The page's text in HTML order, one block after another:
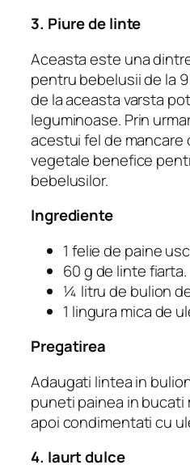
3. Piure de linte
Aceasta este una
pentru bebelusii de la
de la aceasta varsta
leguminoase. Prin
acestui fel de mancare
vegetale benefice
bebelusilor.
Ingrediente
1 felie de paine
60 g de linte fiarta.
¼ litru de bulion
1 lingura mica de
Pregatirea
Adaugati lintea in
puneti painea in bucati
apoi condimentati cu
4. Iaurt dulce